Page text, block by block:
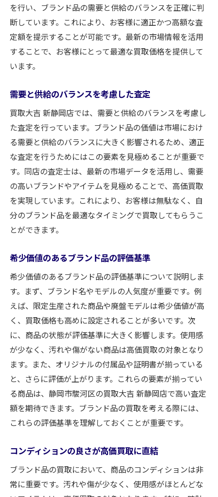
を行い、ブランド品の需要と供給のバランスを正確に判
断しています。これにより、お客様に適正かつ高額な査
定額を提示することが可能です。最新の市場情報を活用
することで、お客様にとって最適な買取価格を提供して
います。
需要と供給のバランスを考慮した査定
買取大吉 新静岡店では、需要と供給のバランスを考慮し
た査定を行っています。ブランド品の価値は市場におけ
る需要と供給のバランスに大きく影響されるため、適正
な査定を行うためにはこの要素を見極めることが重要で
す。同店の査定士は、最新の市場データを活用し、需要
の高いブランドやアイテムを見極めることで、高価買取
を実現しています。これにより、お客様は無駄なく、自
分のブランド品を最適なタイミングで買取してもらうこ
とができます。
希少価値のあるブランド品の評価基準
希少価値のあるブランド品の評価基準について説明しま
す。まず、ブランド名やモデルの人気度が重要です。例
えば、限定生産された商品や廃盤モデルは希少価値が高
く、買取価格も高めに設定されることが多いです。次
に、商品の状態が評価基準に大きく影響します。使用感
が少なく、汚れや傷がない商品は高価買取の対象となり
ます。また、オリジナルの付属品や証明書が揃っている
と、さらに評価が上がります。これらの要素が揃ってい
る商品は、静岡市駿河区の買取大吉 新静岡店で高い査定
額を期待できます。ブランド品の買取を考える際には、
これらの評価基準を理解しておくことが重要です。
コンディションの良さが高価買取に直結
ブランド品の買取において、商品のコンディションは非
常に重要です。汚れや傷が少なく、使用感がほとんどな